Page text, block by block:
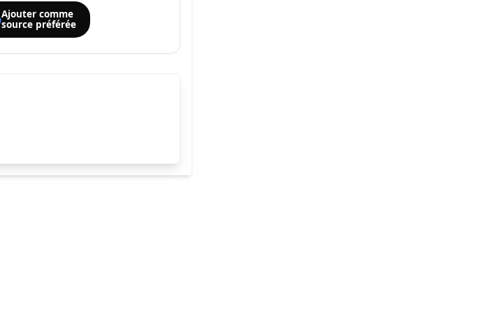
Ajouter comme
source préférée